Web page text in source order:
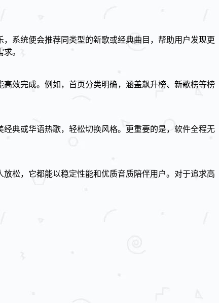
系统便会推荐同类型的新歌或经典曲目，帮助用户发现更
。
效完成。例如，首页分类明确，涵盖飙升榜、新歌榜等榜
典或华语热歌，轻松切换风格。更重要的是，软件全程无
松，它都能以稳定性能和优质音质陪伴用户。对于追求高